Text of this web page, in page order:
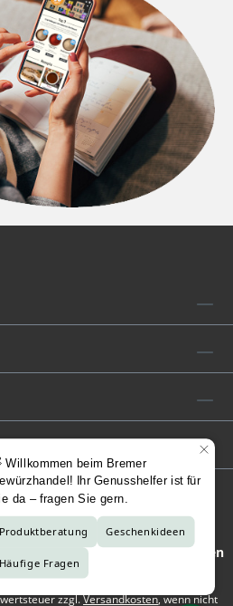
Vertrag widerrufen
zzgl.Versandkosten, wenn nicht